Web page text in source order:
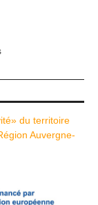
du territoire
Auvergne-